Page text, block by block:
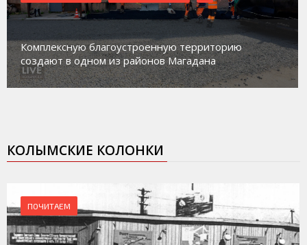
Комплексную благоустроенную территорию
создают в одном из районов Магадана
КОЛЫМСКИЕ КОЛОНКИ
ПОЧИТАЕМ